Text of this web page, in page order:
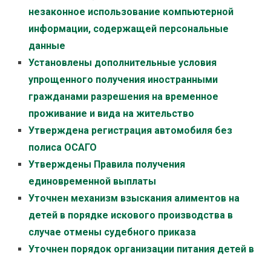
незаконное использование компьютерной
информации, содержащей персональные
данные
Установлены дополнительные условия
упрощенного получения иностранными
гражданами разрешения на временное
проживание и вида на жительство
Утверждена регистрация автомобиля без
полиса ОСАГО
Утверждены Правила получения
единовременной выплаты
Уточнен механизм взыскания алиментов на
детей в порядке искового производства в
случае отмены судебного приказа
Уточнен порядок организации питания детей в